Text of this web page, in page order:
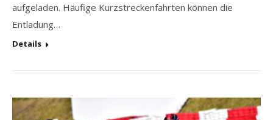
aufgeladen. Häufige Kurzstreckenfahrten können die
Entladung…
Details